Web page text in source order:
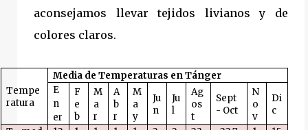
aconsejamos llevar tejidos livianos y de
colores claros.
Tempe
ratura
Media de Temperaturas en Tánger
E
n
er
F
e
b
M
a
r
A
b
r
M
a
y
Ju
n
Ju
l
Ag
os
t
Sept
- Oct
N
o
v
Di
c